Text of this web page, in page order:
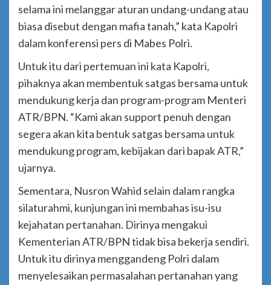
selama ini melanggar aturan undang-undang atau
biasa disebut dengan mafia tanah,” kata Kapolri
dalam konferensi pers di Mabes Polri.
Untuk itu dari pertemuan ini kata Kapolri,
pihaknya akan membentuk satgas bersama untuk
mendukung kerja dan program-program Menteri
ATR/BPN. “Kami akan support penuh dengan
segera akan kita bentuk satgas bersama untuk
mendukung program, kebijakan dari bapak ATR,”
ujarnya.
Sementara, Nusron Wahid selain dalam rangka
silaturahmi, kunjungan ini membahas isu-isu
kejahatan pertanahan. Dirinya mengakui
Kementerian ATR/BPN tidak bisa bekerja sendiri.
Untuk itu dirinya menggandeng Polri dalam
menyelesaikan permasalahan pertanahan yang